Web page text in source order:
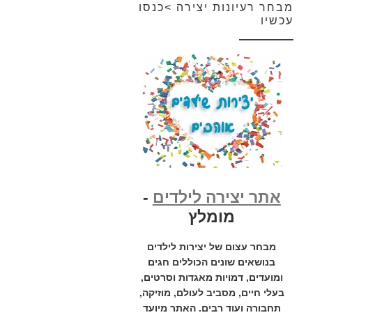
מבחר רעיונות יצירה >כנסו
עכשיו
אתר יצירה לילדים -
מומלץ
מבחר עצום של יצירות לילדים
בנושאים שונים הכוללים חגים
ומועדים, דמויות מאגדות וסרטים,
בעלי חיים, מסביב לעולם, מוזיקה,
תחבורה ועוד רבים. האתר מיועד